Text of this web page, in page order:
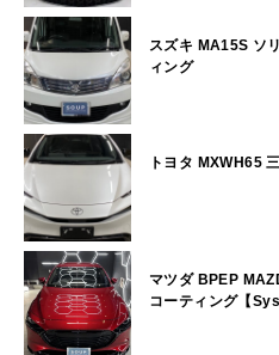
スズキ MA15S ソ
ィング
トヨタ MXWH65
マツダ BPEP
コーティング【